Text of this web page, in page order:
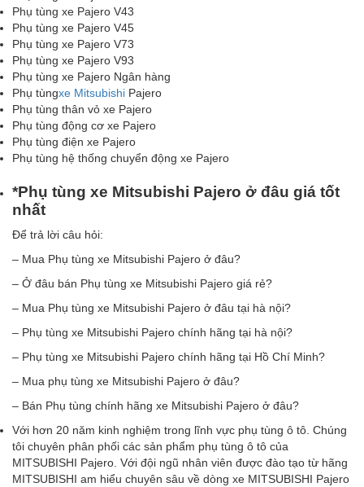
Phụ tùng xe Pajero V43
Phụ tùng xe Pajero V45
Phụ tùng xe Pajero V73
Phụ tùng xe Pajero V93
Phụ tùng xe Pajero Ngân hàng
Phụ tùngxe Mitsubishi Pajero
Phụ tùng thân vỏ xe Pajero
Phụ tùng động cơ xe Pajero
Phụ tùng điện xe Pajero
Phụ tùng hệ thống chuyển động xe Pajero
*Phụ tùng xe Mitsubishi Pajero ở đâu giá tốt
nhất
Để trả lời câu hỏi:
– Mua Phụ tùng xe Mitsubishi Pajero ở đâu?
– Ở đâu bán Phụ tùng xe Mitsubishi Pajero giá rẻ?
– Mua Phụ tùng xe Mitsubishi Pajero ở đâu tại hà nội?
– Phụ tùng xe Mitsubishi Pajero chính hãng tại hà nội?
– Phụ tùng xe Mitsubishi Pajero chính hãng tại Hồ Chí Minh?
– Mua phụ tùng xe Mitsubishi Pajero ở đâu?
– Bán Phụ tùng chính hãng xe Mitsubishi Pajero ở đâu?
Với hơn 20 năm kinh nghiệm trong lĩnh vực phụ tùng ô tô. Chúng
tôi chuyên phân phối các sản phẩm phụ tùng ô tô của
MITSUBISHI Pajero. Với đội ngũ nhân viên được đào tạo từ hãng
MITSUBISHI am hiểu chuyên sâu về dòng xe MITSUBISHI Pajero